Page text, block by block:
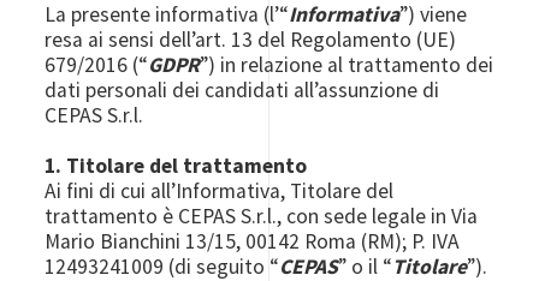
La presente informativa (l’“Informativa”) viene
resa ai sensi dell’art. 13 del Regolamento (UE)
679/2016 (“GDPR”) in relazione al trattamento dei
dati personali dei candidati all’assunzione di
CEPAS S.r.l.
1. Titolare del trattamento
Ai fini di cui all’Informativa, Titolare del
trattamento è CEPAS S.r.l., con sede legale in Via
Mario Bianchini 13/15, 00142 Roma (RM); P. IVA
12493241009 (di seguito “CEPAS” o il “Titolare”).